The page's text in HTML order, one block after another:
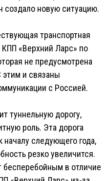
создало новую ситуацию.
транспортная
«Верхний Ларс» по
не предусмотрена
этим и связаны
с Россией.
туннельную дорогу,
роль. Эта дорога
началу следующего года,
резко увеличится.
бесперебойным в отличие